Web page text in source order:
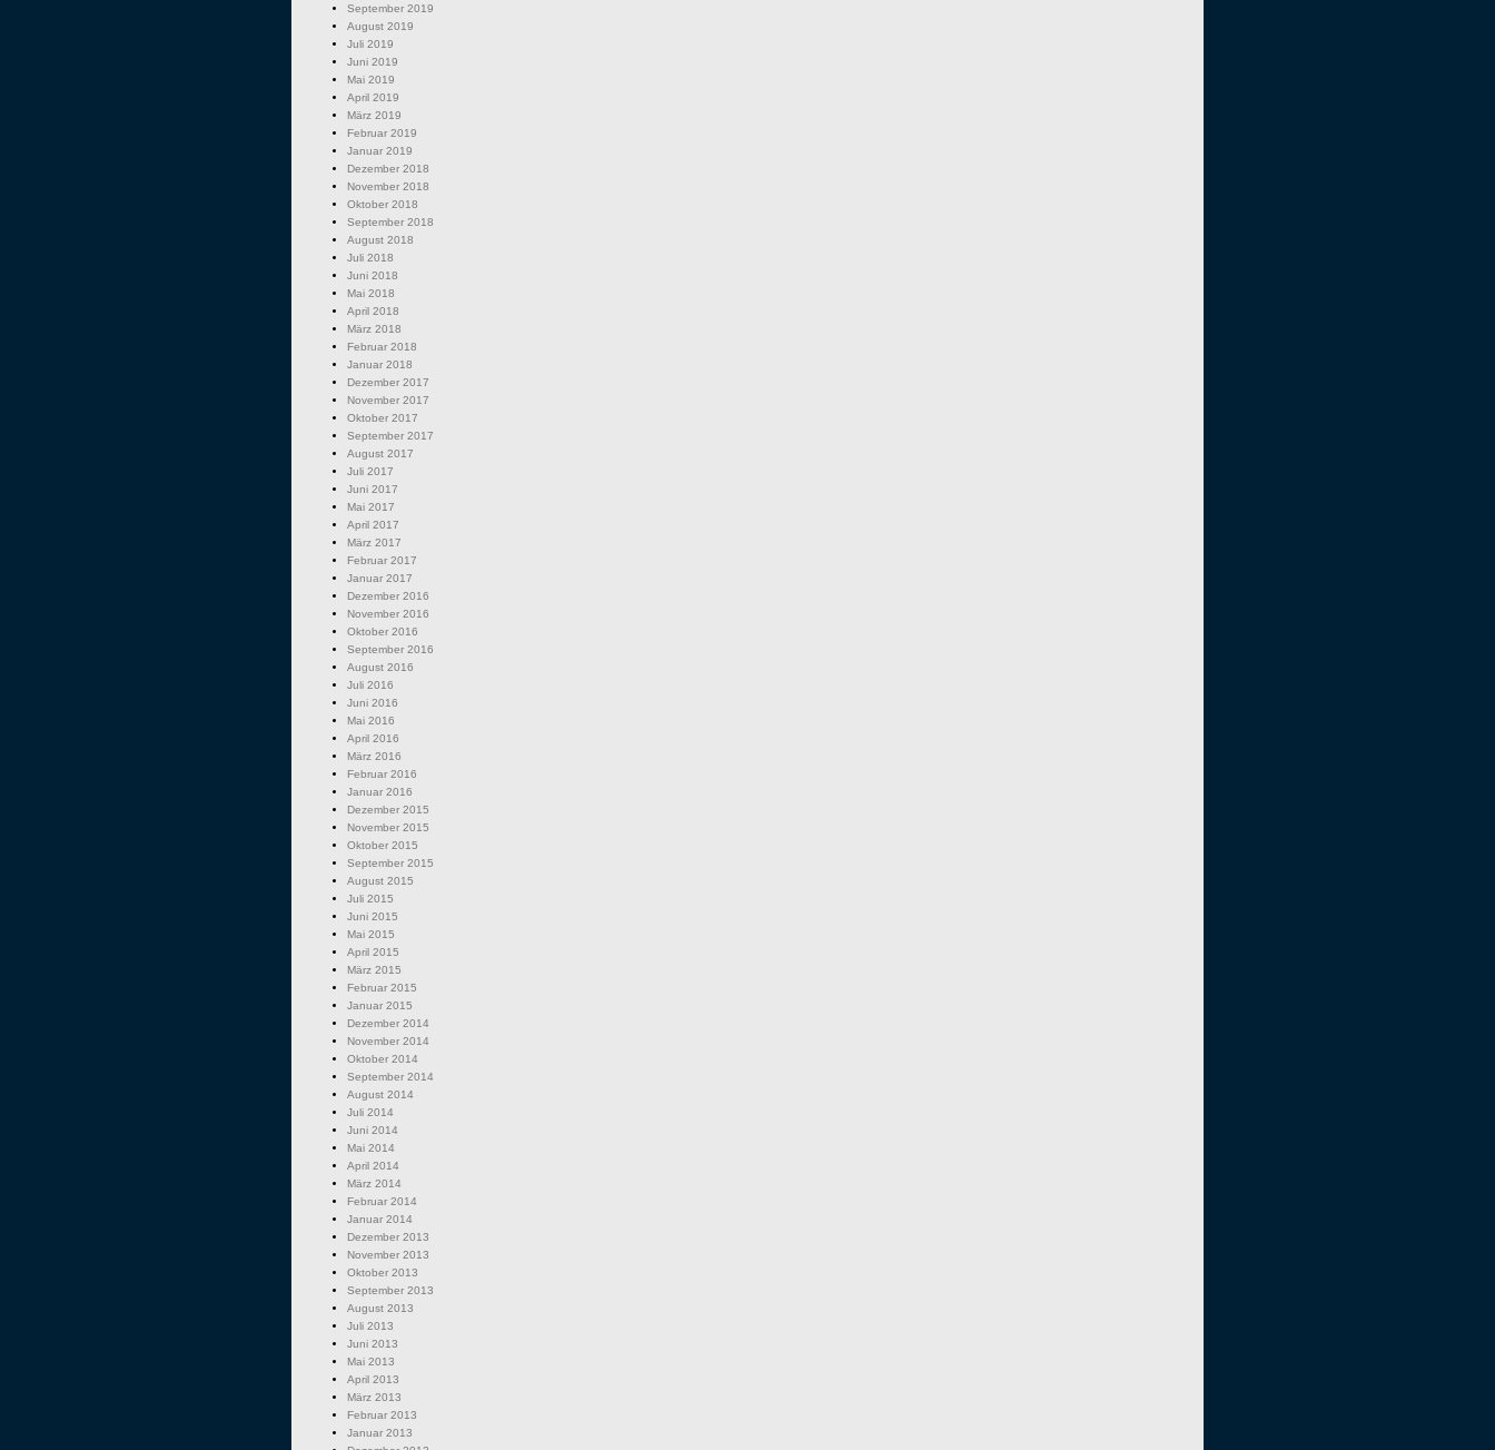
September 2019
August 2019
Juli 2019
Juni 2019
Mai 2019
April 2019
März 2019
Februar 2019
Januar 2019
Dezember 2018
November 2018
Oktober 2018
September 2018
August 2018
Juli 2018
Juni 2018
Mai 2018
April 2018
März 2018
Februar 2018
Januar 2018
Dezember 2017
November 2017
Oktober 2017
September 2017
August 2017
Juli 2017
Juni 2017
Mai 2017
April 2017
März 2017
Februar 2017
Januar 2017
Dezember 2016
November 2016
Oktober 2016
September 2016
August 2016
Juli 2016
Juni 2016
Mai 2016
April 2016
März 2016
Februar 2016
Januar 2016
Dezember 2015
November 2015
Oktober 2015
September 2015
August 2015
Juli 2015
Juni 2015
Mai 2015
April 2015
März 2015
Februar 2015
Januar 2015
Dezember 2014
November 2014
Oktober 2014
September 2014
August 2014
Juli 2014
Juni 2014
Mai 2014
April 2014
März 2014
Februar 2014
Januar 2014
Dezember 2013
November 2013
Oktober 2013
September 2013
August 2013
Juli 2013
Juni 2013
Mai 2013
April 2013
März 2013
Februar 2013
Januar 2013